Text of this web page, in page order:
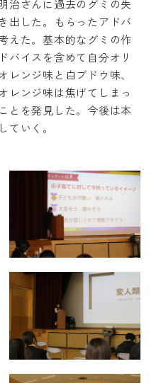
治さんに過去のグミの失
出した。もらったアドバ
えた。基本的なグミの作
バイスを含めて自分オリ
レンジ味と白ブドウ味、
レンジ味は焦げてしまっ
とを発見した。今後は本
ていく。